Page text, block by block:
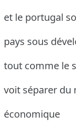
et le portugal
pays sous
tout comme le
voit séparer du
économique